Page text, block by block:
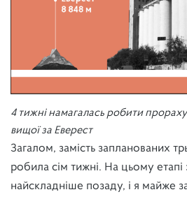
4 тижні намагалась робити
вищої за Еверест
Загалом, замість запланованих
робила сім тижні. На цьому
найскладніше позаду, і я майже